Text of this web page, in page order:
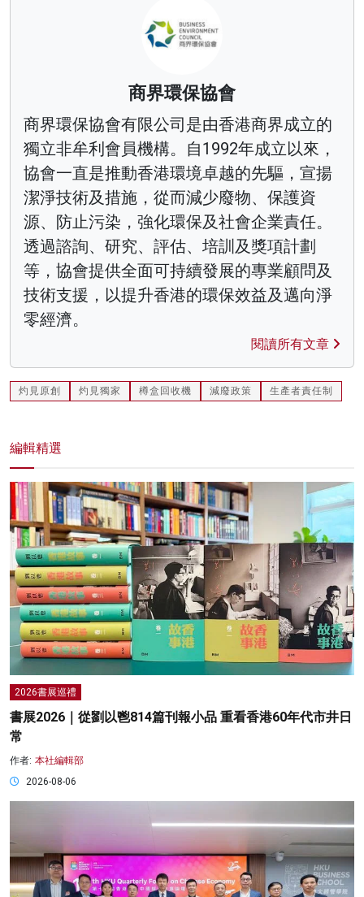
商界環保協會
商界環保協會有限公司是由香港商界成立的
獨立非牟利會員機構。自1992年成立以來，
協會一直是推動香港環境卓越的先驅，宣揚
潔淨技術及措施，從而減少廢物、保護資
源、防止污染，強化環保及社會企業責任。
透過諮詢、研究、評估、培訓及獎項計劃
等，協會提供全面可持續發展的專業顧問及
技術支援，以提升香港的環保效益及邁向淨
零經濟。
閱讀所有文章
灼見原創 灼見獨家 樽盒回收機 減廢政策 生產者責任制
編輯精選
2026書展巡禮
書展2026｜從劉以鬯814篇刊報小品 重看香港60年代市井日
常
作者: 本社編輯部
2026-08-06